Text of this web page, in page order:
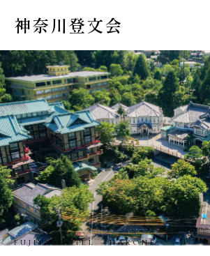
神奈川登文会
IGARASHI STORE · HADANO